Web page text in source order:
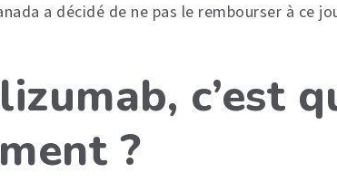
a décidé de ne pas le rembourser à ce
c’est
?